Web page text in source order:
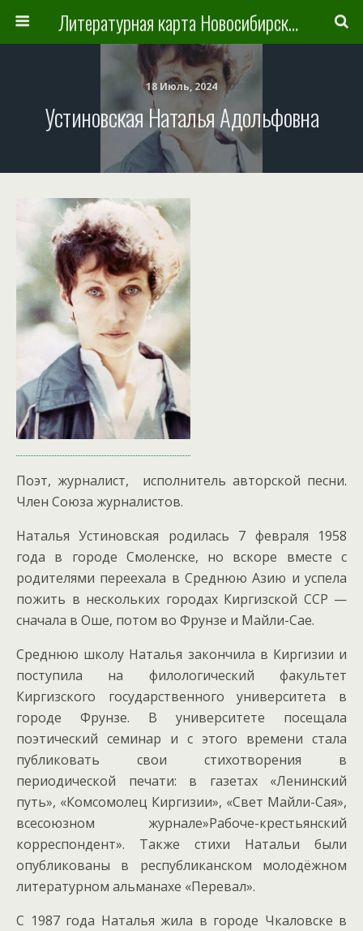
Литературная карта Новосибирска и Новосибирской области
18 Июль, 2024
Устиновская Наталья Адольфовна
Поэт, журналист, исполнитель авторской песни.
Член Союза журналистов.
Наталья Устиновская родилась 7 февраля 1958
года в городе Смоленске, но вскоре вместе с
родителями переехала в Среднюю Азию и успела
пожить в нескольких городах Киргизской ССР —
сначала в Оше, потом во Фрунзе и Майли-Сае.
Среднюю школу Наталья закончила в Киргизии и
поступила на филологический факультет
Киргизского государственного университета в
городе Фрунзе. В университете посещала
поэтический семинар и с этого времени стала
публиковать свои стихотворения в
периодической печати: в газетах «Ленинский
путь», «Комсомолец Киргизии», «Свет Майли-Сая»,
всесоюзном журнале»Рабоче-крестьянский
корреспондент». Также стихи Натальи были
опубликованы в республиканском молодёжном
литературном альманахе «Перевал».
С 1987 года Наталья жила в городе Чкаловске в